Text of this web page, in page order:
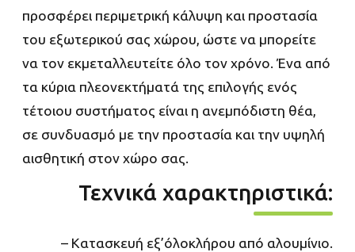
προσφέρει περιμετρική κάλυψη και προστασία
του εξωτερικού σας χώρου, ώστε να μπορείτε
να τον εκμεταλλευτείτε όλο τον χρόνο. Ένα από
τα κύρια πλεονεκτήματά της επιλογής ενός
τέτοιου συστήματος είναι η ανεμπόδιστη θέα,
σε συνδυασμό με την προστασία και την υψηλή
αισθητική στον χώρο σας.
Τεχνικά χαρακτηριστικά:
– Κατασκευή εξ’όλοκλήρου από αλουμίνιο.